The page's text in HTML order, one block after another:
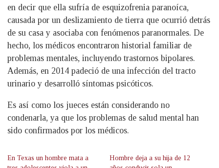
en decir que ella sufría de esquizofrenia paranoíca,
causada por un deslizamiento de tierra que ocurrió detrás
de su casa y asociaba con fenómenos paranormales. De
hecho, los médicos encontraron historial familiar de
problemas mentales, incluyendo trastornos bipolares.
Además, en 2014 padeció de una infección del tracto
urinario y desarrolló síntomas psicóticos.
Es así como los jueces están considerando no
condenarla, ya que los problemas de salud mental han
sido confirmados por los médicos.
En Texas un hombre mata a
Hombre deja a su hija de 12